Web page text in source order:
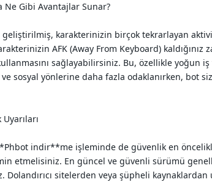
Ne Gibi Avantajlar Sunar?
geliştirilmiş, karakterinizin birçok tekrarlayan
AFK (Away From Keyboard)
sağlayabilirsiniz. Bu, özellikle yoğun
sosyal yönlerine daha fazla odaklanırken, bot
indir**me işleminde de güvenlik en
etmelisiniz. En güncel ve güvenli sürümü
sitelerden veya şüpheli